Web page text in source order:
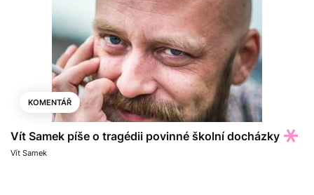
KOMENTÁŘ
Vít Samek píše o tragédii povinné školní docházky
Vít Samek